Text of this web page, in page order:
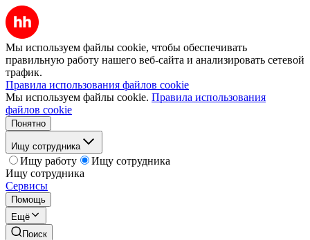
Мы используем файлы cookie, чтобы обеспечивать
правильную работу нашего веб-сайта и анализировать сетевой
трафик.
Правила использования файлов cookie
Мы используем файлы cookie. Правила использования
файлов cookie
Понятно
Ищу сотрудника
Ищу работу
Ищу сотрудника
Ищу сотрудника
Сервисы
Помощь
Ещё
Поиск